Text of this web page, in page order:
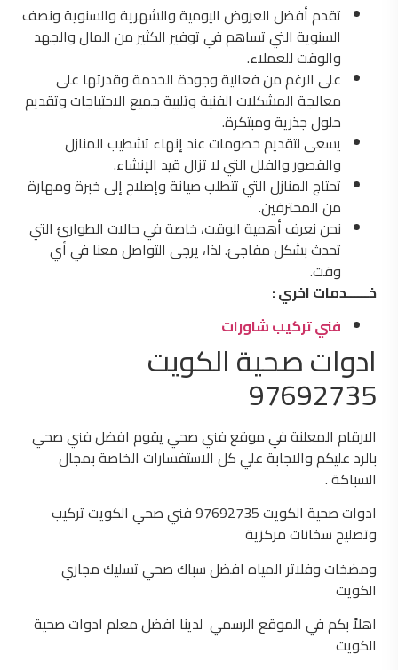
تقدم أفضل العروض اليومية والشهرية والسنوية ونصف
السنوية التي تساهم في توفير الكثير من المال والجهد
والوقت للعملاء.
على الرغم من فعالية وجودة الخدمة وقدرتها على
معالجة المشكلات الفنية وتلبية جميع الاحتياجات وتقديم
حلول جذرية ومبتكرة.
يسعى لتقديم خصومات عند إنهاء تشطيب المنازل
والقصور والفلل التي لا تزال قيد الإنشاء.
تحتاج المنازل التي تتطلب صيانة وإصلاح إلى خبرة ومهارة
من المحترفين.
نحن نعرف أهمية الوقت، خاصة في حالات الطوارئ التي
تحدث بشكل مفاجئ. لذا، يرجى التواصل معنا في أي
وقت.
خــــــدمات اخري :
فني تركيب شاورات
ادوات صحية الكويت
97692735
الارقام المعلنة في موقع فني صحي يقوم افضل فني صحي
بالرد عليكم والاجابة علي كل الاستفسارات الخاصة بمجال
السباكة .
ادوات صحية الكويت 97692735 فني صحي الكويت تركيب
وتصليح سخانات مركزية
ومضخات وفلاتر المياه افضل سباك صحي تسليك مجاري
الكويت
اهلاً بكم في الموقع الرسمي لدينا افضل معلم ادوات صحية
الكويت